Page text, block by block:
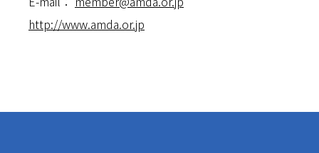
http://www.amda.or.jp